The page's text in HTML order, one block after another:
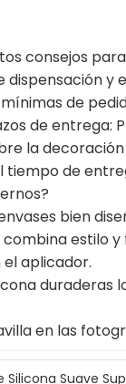
consejos
y
de
de entrega:
la
tiempo de
bien
estilo y
aplicador.
en las
Silicona Suave